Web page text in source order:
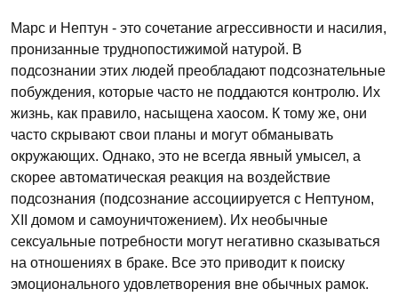
Марс и Нептун - это сочетание агрессивности и насилия,
пронизанные труднопостижимой натурой. В
подсознании этих людей преобладают подсознательные
побуждения, которые часто не поддаются контролю. Их
жизнь, как правило, насыщена хаосом. К тому же, они
часто скрывают свои планы и могут обманывать
окружающих. Однако, это не всегда явный умысел, а
скорее автоматическая реакция на воздействие
подсознания (подсознание ассоциируется с Нептуном,
XII домом и самоуничтожением). Их необычные
сексуальные потребности могут негативно сказываться
на отношениях в браке. Все это приводит к поиску
эмоционального удовлетворения вне обычных рамок.